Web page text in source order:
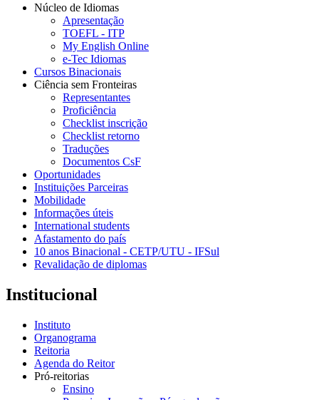
Núcleo de Idiomas
Apresentação
TOEFL - ITP
My English Online
e-Tec Idiomas
Cursos Binacionais
Ciência sem Fronteiras
Representantes
Proficiência
Checklist inscrição
Checklist retorno
Traduções
Documentos CsF
Oportunidades
Instituições Parceiras
Mobilidade
Informações úteis
International students
Afastamento do país
10 anos Binacional - CETP/UTU - IFSul
Revalidação de diplomas
Institucional
Instituto
Organograma
Reitoria
Agenda do Reitor
Pró-reitorias
Ensino